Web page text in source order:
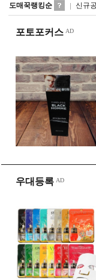
도매꾹랭킹순 신규
포토포커스
우대등록